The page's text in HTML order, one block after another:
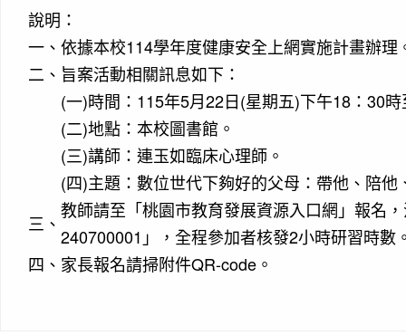
說明：
一、 依據本校114學年度健康安全上網實施計畫辦理
二、 旨案活動相關訊息如下：
(一)時間：115年5月22日(星期五)下午18：30
(二)地點：本校圖書館。
(三)講師：連玉如臨床心理師。
(四)主題：數位世代下夠好的父母：帶他、陪他
三、
教師請至「桃園市教育發展資源入口網」報名
240700001」，全程參加者核發2小時研習時數
四、 家長報名請掃附件QR-code。